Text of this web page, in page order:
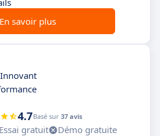
En savoir plus
4.7Basé sur 37 avis
Essai gratuit
Démo gratuite